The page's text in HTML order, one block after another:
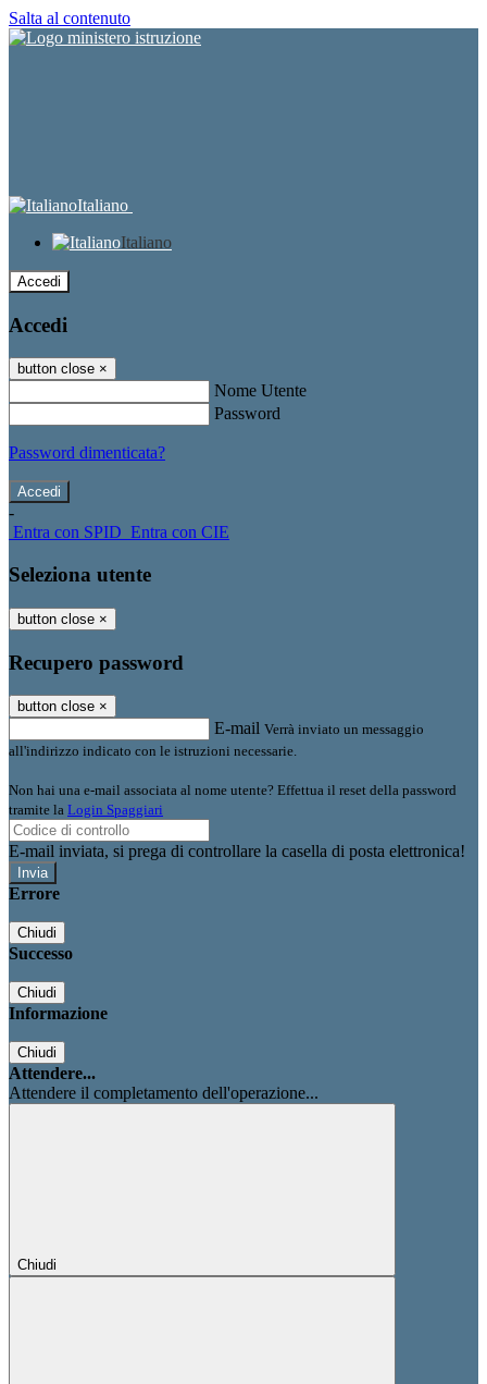
Salta al contenuto
Italiano
Italiano
Accedi
Accedi
button close ×
Nome Utente
Password
Password dimenticata?
-
Entra con SPID Entra con CIE
Seleziona utente
button close ×
Recupero password
button close ×
E-mail Verrà inviato un messaggio
all'indirizzo indicato con le istruzioni necessarie.
Non hai una e-mail associata al nome utente? Effettua il reset della password
tramite la Login Spaggiari
E-mail inviata, si prega di controllare la casella di posta elettronica!
Errore
Chiudi
Successo
Chiudi
Informazione
Chiudi
Attendere...
Attendere il completamento dell'operazione...
Chiudi